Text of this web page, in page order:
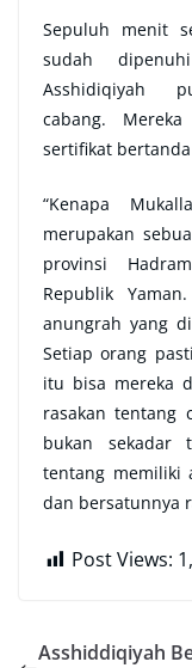
Sepuluh menit
sudah
Asshidiqiyah
cabang.
sertifikat
“Kenapa
merupakan
provinsi
Republik
anungrah yang
Setiap orang
itu bisa mereka
rasakan tentang
bukan sekadar
tentang memiliki
dan bersatunnya
Post Views:
Asshiddiqiyah